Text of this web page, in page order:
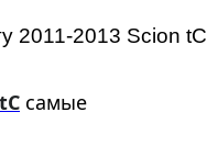
2011-2013 Scion tC
самые